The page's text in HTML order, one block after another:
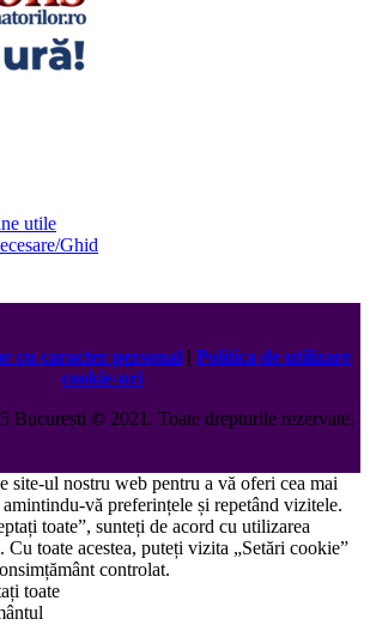
utile
Ghid
cu caracter personal | Politica de utilizare
cookie-uri
București ©️2021. Toate drepturile rezervate.
site-ul nostru web pentru a vă oferi cea mai
vă preferințele și repetând vizitele.
toate”, sunteți de acord cu utilizarea
toate acestea, puteți vizita „Setări cookie”
controlat.
toate